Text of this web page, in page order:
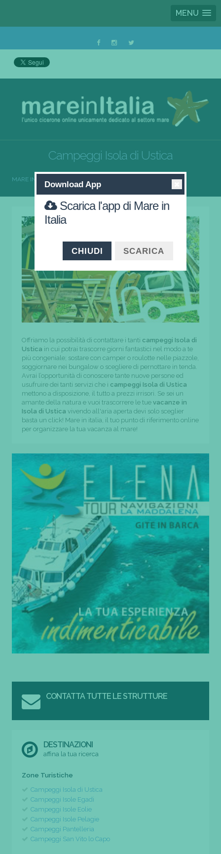
MENU
Campeggi Isola di Ustica
MARE IN ITALIA CAMPEGGI ISOLA DI USTICA
Offriamo la possibilità di contattare i tanti campeggi Isola di
Ustica in cui potrai trascorre giorni fantastici nel modo a te
più congeniale; sostare con camper o roulotte nelle piazzole,
soggiornare nei bungalow o scegliere di pernottare in tenda.
Avrai l’opportunità di conoscere tante nuove persone ed
usufruire dei tanti servizi che i campeggi Isola di Ustica
mettono a disposizione, il tutto a prezzi irrisori. Se sei un
amante della natura e vuoi trascorrere le tue vacanze in
Isola di Ustica vivendo all'aria aperta devi solo sceglier
basta un click! Mare in italia, il tuo punto di riferimento online
per organizzare la tua vacanza al mare!
CONTATTA TUTTE LE STRUTTURE
DESTINAZIONI
affina la tua ricerca
Zone Turistiche
Campeggi Isola di Ustica
Campeggi Isole Egadi
Campeggi Isole Eolie
Campeggi Isole Pelagie
Campeggi Pantelleria
Campeggi San Vito lo Capo
Download App
Scarica l'app di Mare in
Italia
CHIUDI SCARICA